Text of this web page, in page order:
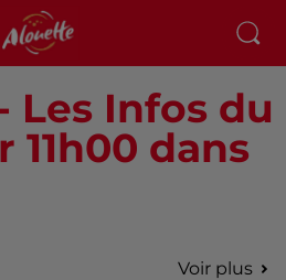
Les Infos du
11h00 dans
Voir plus